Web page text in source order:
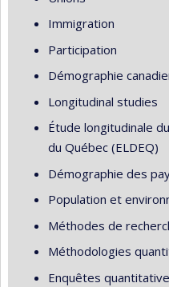
Immigration
Participation
Démographie
Longitudinal studies
Étude longitudinale
du Québec (ELDEQ)
Démographie des
Population et
Méthodes de
Méthodologies
Enquêtes